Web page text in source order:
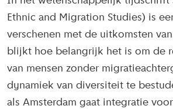
Ethnic and Migration Studies) is
verschenen met de uitkomsten
blijkt hoe belangrijk het is om de
van mensen zonder
dynamiek van diversiteit te
als Amsterdam gaat integratie